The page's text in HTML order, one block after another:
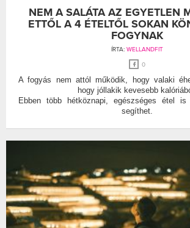
NEM A SALÁTA AZ EGYETLEN
ETTŐL A 4 ÉTELTŐL SOKAN
FOGYNAK
ÍRTA: WELLANDFIT
0
A fogyás nem attól működik, hogy valaki
hogy jóllakik kevesebb
Ebben több hétköznapi, egészséges étel is
segíthet.